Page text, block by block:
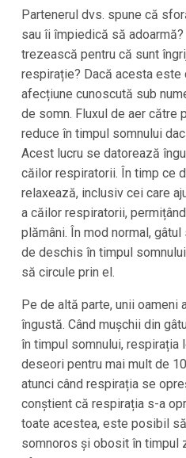
Partenerul dvs. spune că
sau îi împiedică să
trezească pentru că sunt
respirație? Dacă acesta este
afecțiune cunoscută sub
de somn. Fluxul de aer către
reduce în timpul somnului
Acest lucru se datorează
căilor respiratorii. În timp ce
relaxează, inclusiv cei care
a căilor respiratorii,
plămâni. În mod normal,
de deschis în timpul
să circule prin el.
Pe de altă parte, unii oameni
îngustă. Când mușchii din
în timpul somnului, respirația
deseori pentru mai mult de
atunci când respirația se
conștient că respirația s-a
toate acestea, este posibil
somnoros și obosit în timpul